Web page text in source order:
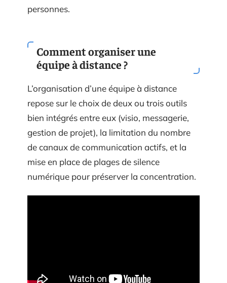
personnes.
Comment organiser une
équipe à distance ?
L’organisation d’une équipe à distance
repose sur le choix de deux ou trois outils
bien intégrés entre eux (visio, messagerie,
gestion de projet), la limitation du nombre
de canaux de communication actifs, et la
mise en place de plages de silence
numérique pour préserver la concentration.